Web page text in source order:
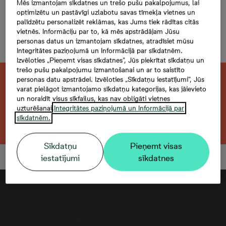
Mazā Stacijas 5-52, 52,
3 -istabu dzīvoklis,
Platība 59,7 m²
Šis dzīvoklis ir pārdots. Vēlaties atrast kaut
ko līdzīgu?
Meklēt citu dzīvokli
Mēs izmantojam sīkdatnes un trešo pušu pakalpojumus, lai
optimizētu un pastāvīgi uzlabotu savas tīmekļa vietnes un
palīdzētu personalizēt reklāmas, kas Jums tiek rādītas citās
vietnēs. Informāciju par to, kā mēs apstrādājam Jūsu
personas datus un izmantojam sīkdatnes, atradīsiet mūsu
Integritātes paziņojumā un Informācijā par sīkdatnēm.
Izvēloties „Pieņemt visas sīkdatnes”, Jūs piekrītat sīkdatņu un
trešo pušu pakalpojumu izmantošanai un ar to saistīto
personas datu apstrādei. Izvēloties „Sīkdatņu iestatījumi”, Jūs
varat pielāgot izmantojamo sīkdatņu kategorijas, kas jāievieto
un noraidīt visus sīkfailus, kas nav obligāti vietnes
uzturēšanai.Integritātes paziņojumā un Informācijā par
sīkdatnēm.
Sīkdatņu
iestatījumi
Pieņemt visas
sīkdatnes